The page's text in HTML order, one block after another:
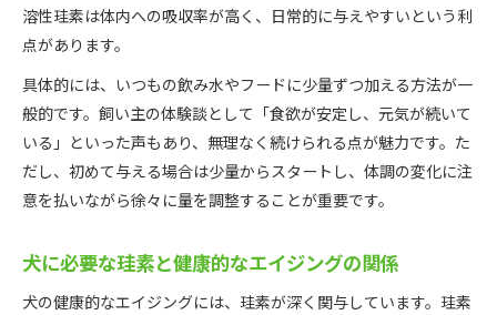
溶性珪素は体内への吸収率が高く、日常的に与えやすいという利
点があります。
具体的には、いつもの飲み水やフードに少量ずつ加える方法が一
般的です。飼い主の体験談として「食欲が安定し、元気が続いて
いる」といった声もあり、無理なく続けられる点が魅力です。た
だし、初めて与える場合は少量からスタートし、体調の変化に注
意を払いながら徐々に量を調整することが重要です。
犬に必要な珪素と健康的なエイジングの関係
犬の健康的なエイジングには、珪素が深く関与しています。珪素